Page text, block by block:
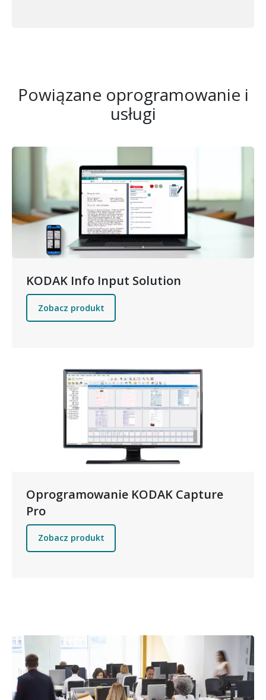
Powiązane oprogramowanie i
usługi
Obraz
KODAK Info Input Solution
Zobacz produkt
Oprogramowanie KODAK Capture
Pro
Zobacz produkt